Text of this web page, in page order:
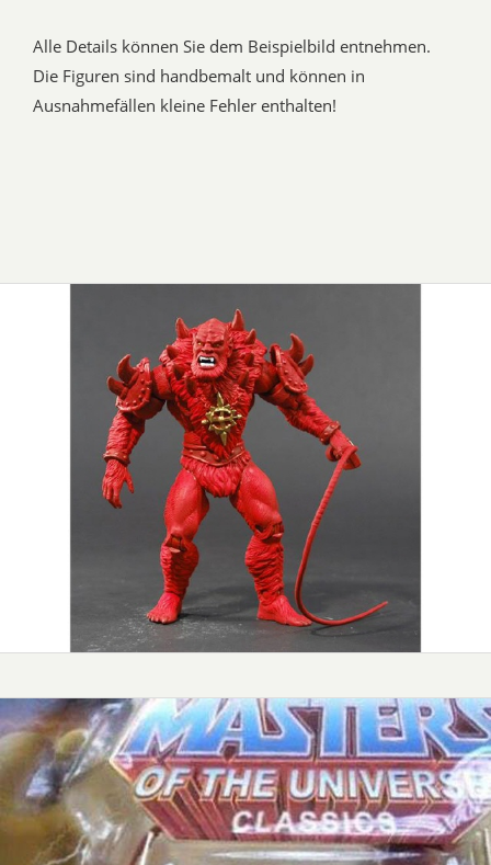
Alle Details können Sie dem Beispielbild entnehmen.
Die Figuren sind handbemalt und können in
Ausnahmefällen kleine Fehler enthalten!